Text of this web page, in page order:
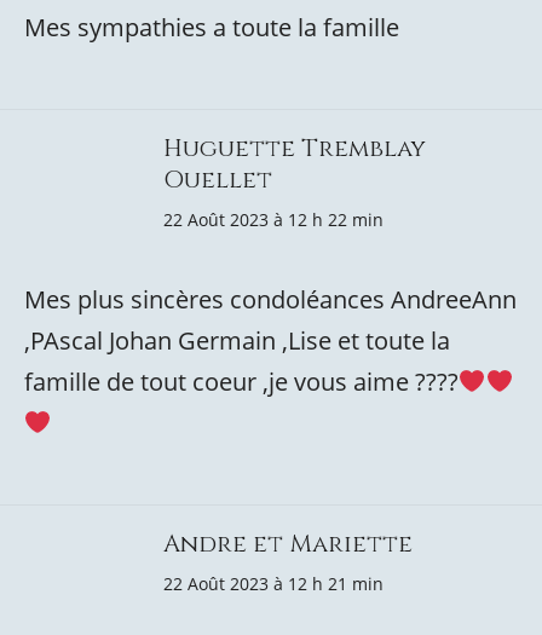
Mes sympathies a toute la famille
Huguette Tremblay
Ouellet
22 Août 2023 à 12 h 22 min
Mes plus sincères condoléances AndreeAnn
,PAscal Johan Germain ,Lise et toute la
famille de tout coeur ,je vous aime ????
Andre et Mariette
22 Août 2023 à 12 h 21 min